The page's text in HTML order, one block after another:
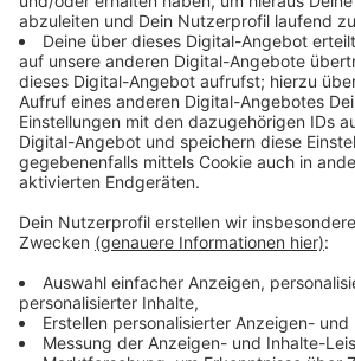
Am Dienstagvormittag hatte es gegen
ungeklärter Ursache eine Explosion
Entsorgungszentrums in Bürrig
ein Tank mit organischen
Qualmwolke zog über die Stadt, der
nach Dortmund zu riechen. In
Teile des Bergischen Landes waren
aufgefordert, drinnen zu bleiben und
Türen zu schließen.
Damit die Löscharbeiten starten